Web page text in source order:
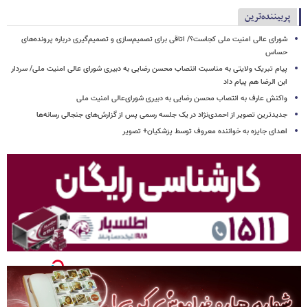
پربیننده‌ترین
شورای عالی امنیت ملی کجاست؟/ اتاقی برای تصمیم‌سازی و تصمیم‌گیری درباره پرونده‌های
حساس
پیام تبریک ولایتی به مناسبت انتصاب محسن رضایی به دبیری شورای عالی امنیت ملی/ سردار
ابن الرضا هم پیام داد
واکنش عارف به انتصاب محسن رضایی به دبیری شورای‌عالی امنیت ملی
جدیدترین تصویر از احمدی‌نژاد در یک جلسه رسمی پس از گزارش‌های جنجالی رسانه‌ها
اهدای جایزه به خواننده معروف توسط پزشکیان+ تصویر